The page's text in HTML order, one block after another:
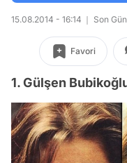
15.08.2014 - 16:14 Son
Favori
1. Gülşen